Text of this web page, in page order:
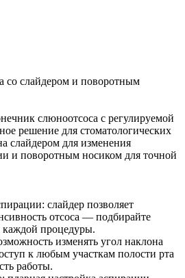
со слайдером и поворотным
слюноотсоса с регулируемой
решение для стоматологических
слайдером для изменения
и поворотным носиком для точной
слайдер позволяет
отсоса — подбирайте
процедуры.
изменять угол наклона
к любым участкам полости рта
работы.